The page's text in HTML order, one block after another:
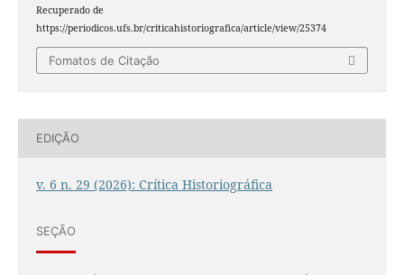
Recuperado de
https://periodicos.ufs.br/criticahistoriografica/article/view/25374
Fomatos de Citação
EDIÇÃO
v. 6 n. 29 (2026): Crítica Historiográfica
SEÇÃO